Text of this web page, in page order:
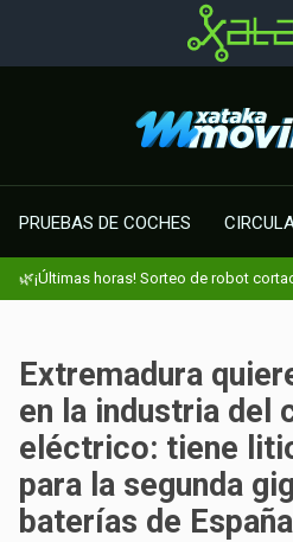
PRUEBAS DE COCHES
🌿¡Últimas horas! Sorteo de robot
Extremadura
en la industria del
eléctrico: tiene
para la segunda
baterías de España